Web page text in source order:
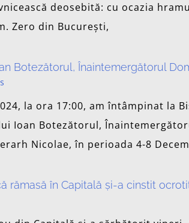
deosebită: cu ocazia
Zero din București,
Botezătorul, Înaintemergătorul
la ora 17:00, am întâmpinat la
Ioan Botezătorul,
Nicolae, în perioada 4-8
rămasă în Capitală și-a cinstit